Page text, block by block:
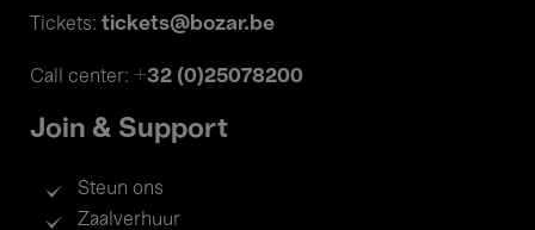
Tickets: tickets@bozar.be
Call center: +32 (0)25078200
Join & Support
Steun ons
Zaalverhuur